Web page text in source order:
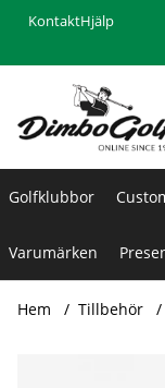
KontaktHjälp
Golfklubbor
Varumärken
Hem Tillbehör